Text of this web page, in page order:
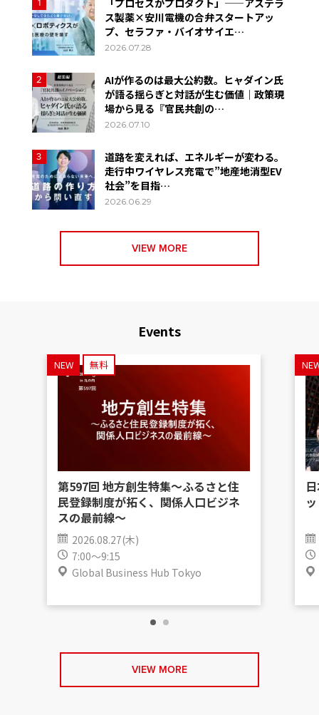
1
ス製薬×安川電機の合弁スタートアッ
プ、セラファ・バイオサイエ…
2026.07.28
2
AIが作るのは最大公約数。ヒャダイン氏
が語る揺らぎと対話が生む価値｜政策現
場から見る『官民共創の…
2026.07.10
3
道路を変えれば、エネルギーが変わる。
走行中ワイヤレス充電で”地産地消型EV
社会”を目指…
2026.06.29
VIEW MORE
Events
NEW 無料
第597回 地方創生特集〜ふるさと住
民登録制度が拓く、関係人口ビジネ
スの最前線〜
2026.08.27(木)
7:00～9:15
Global Business Hub Tokyo
VIEW MORE